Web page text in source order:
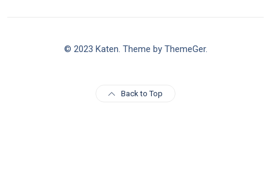
© 2023 Katen. Theme by ThemeGer.
Back to Top